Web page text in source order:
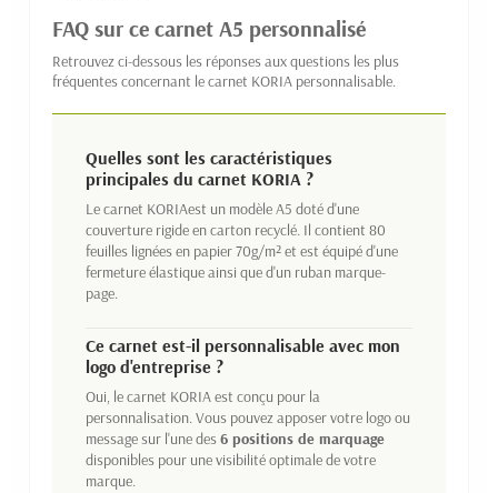
FAQ sur ce carnet A5 personnalisé
Retrouvez ci-dessous les réponses aux questions les plus
fréquentes concernant le carnet KORIA personnalisable.
Quelles sont les caractéristiques
principales du carnet KORIA ?
Le carnet KORIAest un modèle A5 doté d'une
couverture rigide en carton recyclé. Il contient 80
feuilles lignées en papier 70g/m² et est équipé d'une
fermeture élastique ainsi que d'un ruban marque-
page.
Ce carnet est-il personnalisable avec mon
logo d'entreprise ?
Oui, le carnet KORIA est conçu pour la
personnalisation. Vous pouvez apposer votre logo ou
message sur l'une des6 positions de marquage
disponibles pour une visibilité optimale de votre
marque.